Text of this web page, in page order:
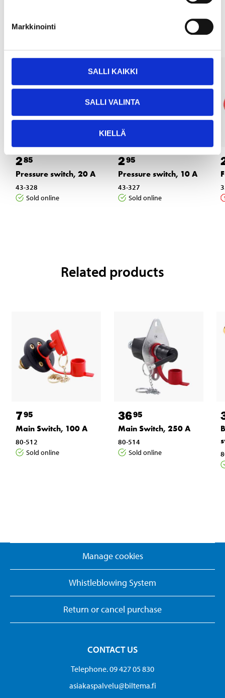
Markkinointi
SALLI KAIKKI
SALLI VALINTA
KIELLÄ
Other customers also bought
285
Pressure switch, 20 A
43-328
Sold online
295
Pressure switch, 10 A
43-327
Sold online
Related products
795
Main Switch, 100 A
80-512
Sold online
3695
Main Switch, 250 A
80-514
Sold online
Manage cookies
Whistleblowing System
Return or cancel purchase
CONTACT US
Telephone. 09 427 05 830
asiakaspalvelu@biltema.fi